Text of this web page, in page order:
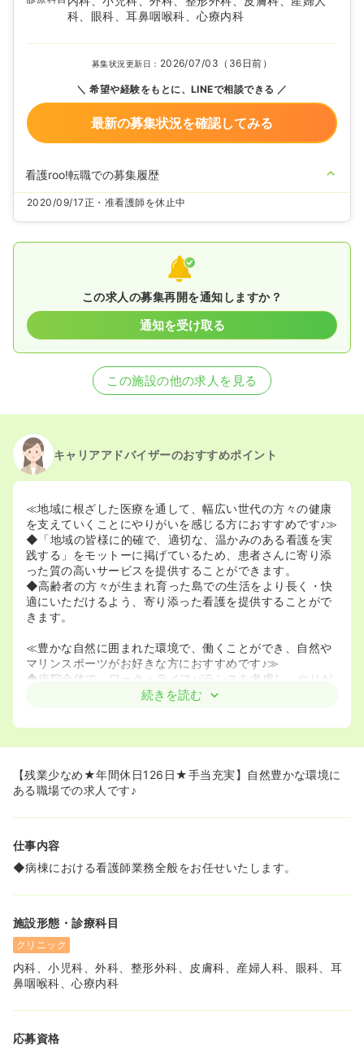
科、眼科、耳鼻咽喉科、心療内科
募集状況更新日： 2026/07/03（36日前）
希望や経験をもとに、LINEで相談できる
最新の募集状況を確認してみる
看護roo!転職での募集履歴
2020/09/17正・准看護師を休止中
この求人の募集再開を通知しますか？
通知を受け取る
この施設の他の求人を見る
キャリアアドバイザーのおすすめポイント
≪地域に根ざした医療を通して、幅広い世代の方々の健康
を支えていくことにやりがいを感じる方におすすめです♪≫
◆「地域の皆様に的確で、適切な、温かみのある看護を実
践する」をモットーに掲げているため、患者さんに寄り添
った質の高いサービスを提供することができます。
◆高齢者の方々が生まれ育った島での生活をより長く・快
適にいただけるよう、寄り添った看護を提供することがで
きます。
≪豊かな自然に囲まれた環境で、働くことができ、自然や
マリンスポーツがお好きな方におすすめです♪≫
◆病院全体で、ワーク・ライフバランスを考慮し、やりが
いのある職場づくりを目指しています。
ライベートで楽しみながら勤務されている看護師さんも多
す♪
続きを読む
【残業少なめ★年間休日126日★手当充実】自然豊かな環境に
ある職場での求人です♪
仕事内容
◆病棟における看護師業務全般をお任せいたします。
施設形態・診療科目
クリニック
内科、小児科、外科、整形外科、皮膚科、産婦人科、眼科、耳
鼻咽喉科、心療内科
応募資格